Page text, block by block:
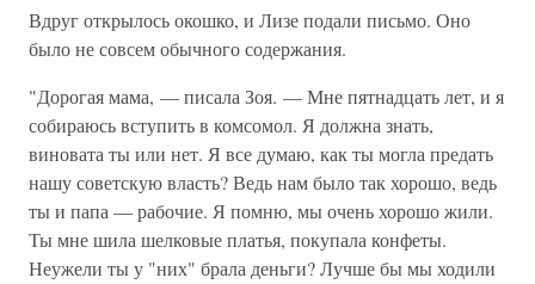
Вдруг открылось окошко, и Лизе подали письмо. Оно
было не совсем обычного содержания.
"Дорогая мама, — писала Зоя. — Мне пятнадцать лет, и я
собираюсь вступить в комсомол. Я должна знать,
виновата ты или нет. Я все думаю, как ты могла предать
нашу советскую власть? Ведь нам было так хорошо, ведь
ты и папа — рабочие. Я помню, мы очень хорошо жили.
Ты мне шила шелковые платья, покупала конфеты.
Неужели ты у "них" брала деньги? Лучше бы мы ходили